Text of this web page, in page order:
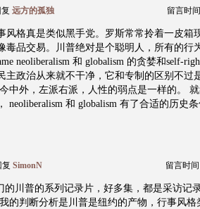
复 远方的孤独 留言时
风格真是类似黑手党。罗斯常常拎着一皮箱
毒品交易。川普绝对是个聪明人，所有的行
neoliberalism 和 globalism 的贪婪和self-
主政治从来就不干净，它和专制的区别不过
中外，左派右派，人性的弱点是一样的。
neoliberalism 和 globalism 有了合适的历史
复 SimonN 留言时间
的川普的系列记录片，好多集，都是采访记
的判断分析是川普是纽约的产物，行事风